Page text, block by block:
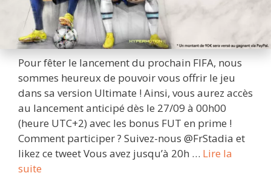
Pour fêter le lancement du prochain FIFA, nous
sommes heureux de pouvoir vous offrir le jeu
dans sa version Ultimate ! Ainsi, vous aurez accès
au lancement anticipé dès le 27/09 à 00h00
(heure UTC+2) avec les bonus FUT en prime !
Comment participer ? Suivez-nous @FrStadia et
likez ce tweet Vous avez jusqu’à 20h … Lire la
suite